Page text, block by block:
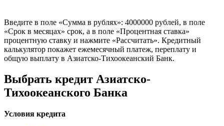
Введите в поле «Сумма в рублях»: 4000000 рублей, в поле
«Срок в месяцах» срок, а в поле «Процентная ставка»
процентную ставку и нажмите «Рассчитать». Кредитный
калькулятор покажет ежемесячный платеж, переплату и
общую выплату в Азиатско-Тихоокеанский Банк.
Выбрать кредит Азиатско-
Тихоокеанского Банка
Условия кредита